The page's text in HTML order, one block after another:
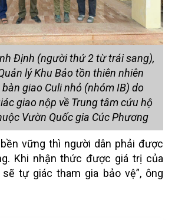
Định (người thứ 2 từ trái sang),
lý Khu Bảo tồn thiên nhiên
giao Culi nhỏ (nhóm IB) do
giao nộp về Trung tâm cứu hộ
Vườn Quốc gia Cúc Phương
vững thì người dân phải được
Khi nhận thức được giá trị của
tự giác tham gia bảo vệ”, ông